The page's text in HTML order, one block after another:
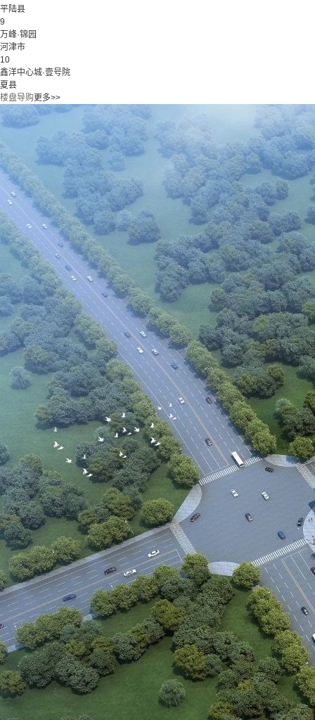
平陆县
9
万峰·锦园
河津市
10
鑫洋中心城·壹号院
夏县
楼盘导购更多>>